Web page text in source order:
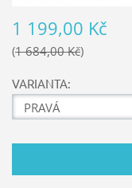
1 199,00 Kč
1 684,00 Kč
VARIANTA: